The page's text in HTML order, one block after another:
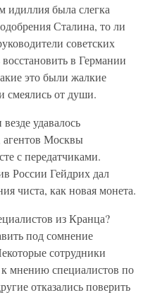
идиллия была слегка
Сталина, то ли
советских
в Германии
это были жалкие
от души.
удавалось
агентов Москвы
с передатчиками.
России Гейдрих дал
чиста, как новая монета.
из Кранца?
под сомнение
сотрудники
мнению специалистов по
отказались поверить